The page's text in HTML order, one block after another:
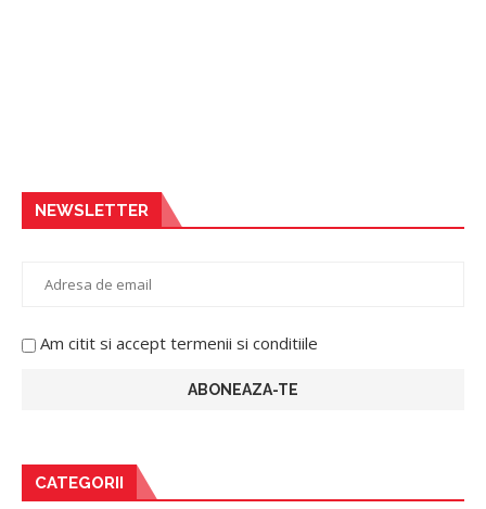
NEWSLETTER
Am citit si accept termenii si conditiile
CATEGORII